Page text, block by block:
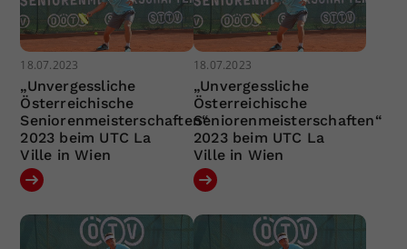
18.07.2023
„Unvergessliche
Österreichische
Seniorenmeisterschaften“
2023 beim UTC La
Ville in Wien
18.07.2023
„Unvergessliche
Österreichische
Seniorenmeisterschaften“
2023 beim UTC La
Ville in Wien